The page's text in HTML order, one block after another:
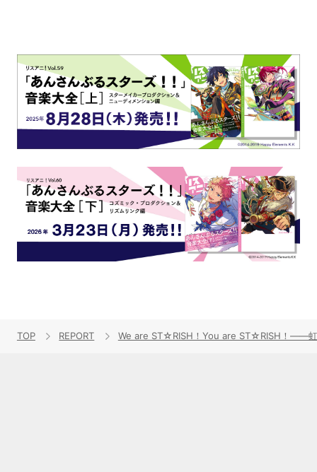
TOP REPORT We are ST☆RISH！You are ST☆RISH！――虹